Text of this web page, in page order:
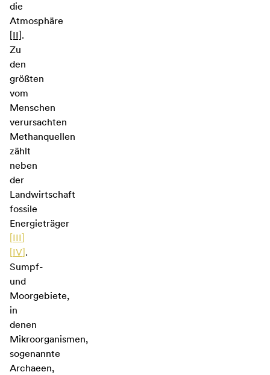
die
Atmosphäre
[II].
Zu
den
größten
vom
Menschen
verursachten
Methanquellen
zählt
neben
der
Landwirtschaft
fossile
Energieträger
[III]
[IV].
Sumpf-
und
Moorgebiete,
in
denen
Mikroorganismen,
sogenannte
Archaeen,